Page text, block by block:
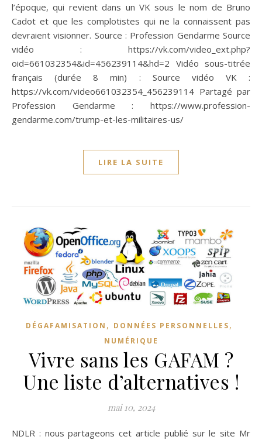
l’époque, qui revient dans un VK sous le nom de Bruno
Cadot et que les complotistes qui ne la connaissent pas
devraient visionner. Source : Profession Gendarme Source
vidéo : https://vk.com/video_ext.php?
oid=661032354&id=456239114&hd=2 Vidéo sous-titrée
français (durée 8 min) : Source vidéo VK :
https://vk.com/video661032354_456239114 Partagé par
Profession Gendarme : https://www.profession-
gendarme.com/trump-et-les-militaires-us/
LIRE LA SUITE
DÉGAFAMISATION , DONNÉES PERSONNELLES,
NUMÉRIQUE
Vivre sans les GAFAM ?
Une liste d’alternatives !
mai 10, 2024
NDLR : nous partageons cet article publié sur le site Mr